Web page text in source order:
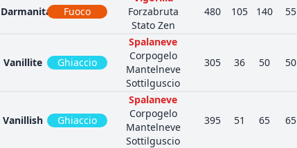
Darmanitan Fuoco
Forzabruta
Stato Zen
480 105 140 55
Vanillite Ghiaccio
Spalaneve
Corpogelo
Mantelneve
Sottilguscio
305 36 50 50
Vanillish Ghiaccio
Spalaneve
Corpogelo
Mantelneve
Sottilguscio
395 51 65 65